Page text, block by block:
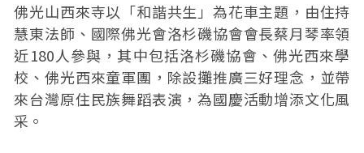
佛光山西來寺以「和諧共生」為花車主題，由住持
慧東法師、國際佛光會洛杉磯協會會長蔡月琴率領
近180人參與，其中包括洛杉磯協會、佛光西來學
校、佛光西來童軍團，除設攤推廣三好理念，並帶
來台灣原住民族舞蹈表演，為國慶活動增添文化風
采。